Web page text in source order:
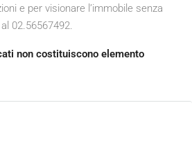
e per visionare l’immobile senza
02.56567492.
non costituiscono elemento